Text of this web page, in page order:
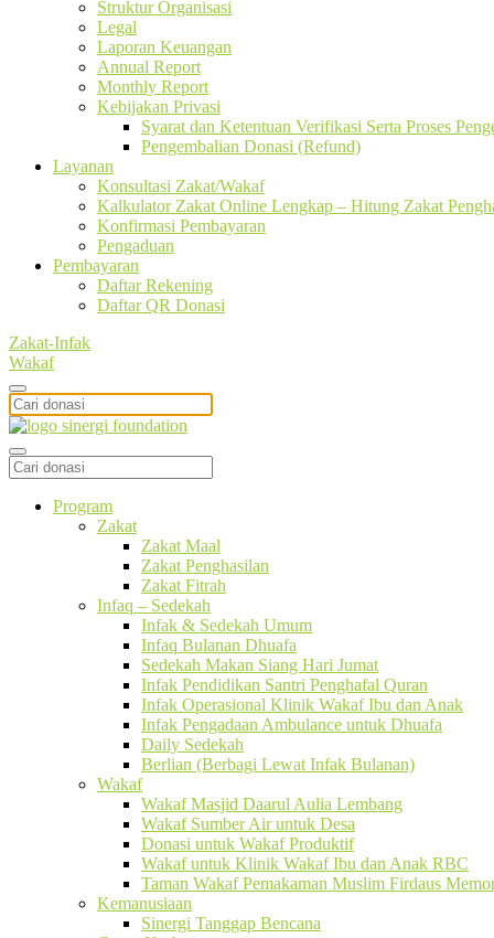
Struktur Organisasi
Legal
Laporan Keuangan
Annual Report
Monthly Report
Kebijakan Privasi
Syarat dan Ketentuan Verifikasi Serta Proses
Pengembalian Donasi (Refund)
Layanan
Konsultasi Zakat/Wakaf
Kalkulator Zakat Online Lengkap – Hitung Zakat
Konfirmasi Pembayaran
Pengaduan
Pembayaran
Daftar Rekening
Daftar QR Donasi
Zakat-Infak
Wakaf
Program
Zakat
Zakat Maal
Zakat Penghasilan
Zakat Fitrah
Infaq – Sedekah
Infak & Sedekah Umum
Infaq Bulanan Dhuafa
Sedekah Makan Siang Hari Jumat
Infak Pendidikan Santri Penghafal Quran
Infak Operasional Klinik Wakaf Ibu dan Anak
Infak Pengadaan Ambulance untuk Dhuafa
Daily Sedekah
Berlian (Berbagi Lewat Infak Bulanan)
Wakaf
Wakaf Masjid Daarul Aulia Lembang
Wakaf Sumber Air untuk Desa
Donasi untuk Wakaf Produktif
Wakaf untuk Klinik Wakaf Ibu dan Anak RBC
Taman Wakaf Pemakaman Muslim Firdaus
Kemanusiaan
Sinergi Tanggap Bencana